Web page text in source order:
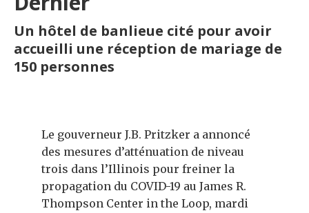
Un hôtel de banlieue cité pour avoir
accueilli une réception de mariage de
150 personnes
Le gouverneur J.B. Pritzker a annoncé
des mesures d’atténuation de niveau
trois dans l’Illinois pour freiner la
propagation du COVID-19 au James R.
Thompson Center in the Loop, mardi